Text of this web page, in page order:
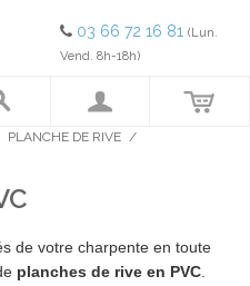
03 66 72 16 81 (Lun.
Vend. 8h-18h)
PLANCHE DE RIVE /
de votre charpente en toute
planches de rive en PVC